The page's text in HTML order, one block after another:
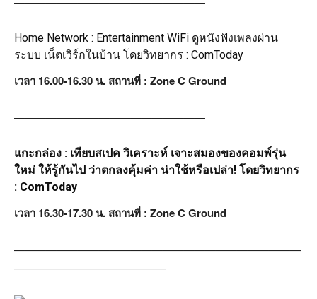
Home Network : Entertainment WiFi ดูหนังฟังเพลงผ่าน
ระบบ เน็ตเวิร์กในบ้าน โดยวิทยากร : ComToday
เวลา 16.00-16.30 น. สถานที่ : Zone C Ground
——————————————————
แกะกล่อง : เทียบสเปค วิเคราะห์ เจาะสมองของคอมพ์รุ่น
ใหม่ ให้รู้กันไป ว่าตกลงคุ้มค่า น่าใช้หรือเปล่า! โดยวิทยากร
: ComToday
เวลา 16.30-17.30 น. สถานที่ : Zone C Ground
———————————————————————————
——————————————-